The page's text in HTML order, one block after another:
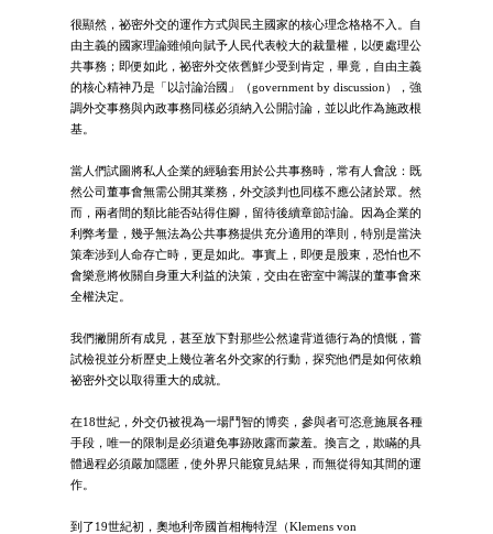
很顯然，祕密外交的運作方式與民主國家的核心理念格格不入。自
由主義的國家理論雖傾向賦予人民代表較大的裁量權，以便處理公
共事務；即便如此，祕密外交依舊鮮少受到肯定，畢竟，自由主義
的核心精神乃是「以討論治國」（government by discussion），強
調外交事務與內政事務同樣必須納入公開討論，並以此作為施政根
基。
當人們試圖將私人企業的經驗套用於公共事務時，常有人會說：既
然公司董事會無需公開其業務，外交談判也同樣不應公諸於眾。然
而，兩者間的類比能否站得住腳，留待後續章節討論。因為企業的
利弊考量，幾乎無法為公共事務提供充分適用的準則，特別是當決
策牽涉到人命存亡時，更是如此。事實上，即便是股東，恐怕也不
會樂意將攸關自身重大利益的決策，交由在密室中籌謀的董事會來
全權決定。
我們撇開所有成見，甚至放下對那些公然違背道德行為的憤慨，嘗
試檢視並分析歷史上幾位著名外交家的行動，探究他們是如何依賴
祕密外交以取得重大的成就。
在18世紀，外交仍被視為一場鬥智的博奕，參與者可恣意施展各種
手段，唯一的限制是必須避免事跡敗露而蒙羞。換言之，欺瞞的具
體過程必須嚴加隱匿，使外界只能窺見結果，而無從得知其間的運
作。
到了19世紀初，奧地利帝國首相梅特涅（Klemens von